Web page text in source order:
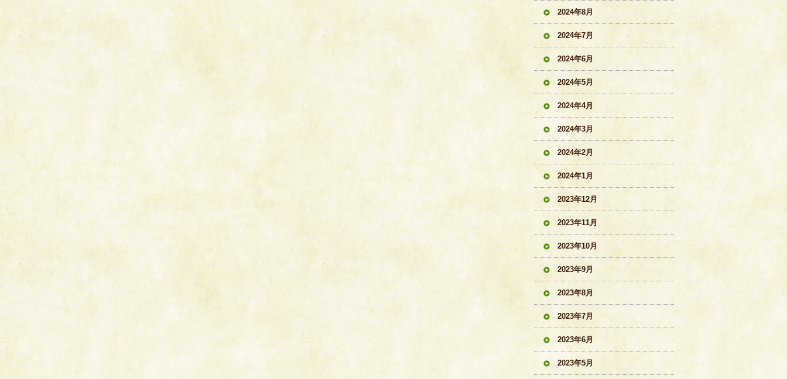
2024年8月
2024年7月
2024年6月
2024年5月
2024年4月
2024年3月
2024年2月
2024年1月
2023年12月
2023年11月
2023年10月
2023年9月
2023年8月
2023年7月
2023年6月
2023年5月